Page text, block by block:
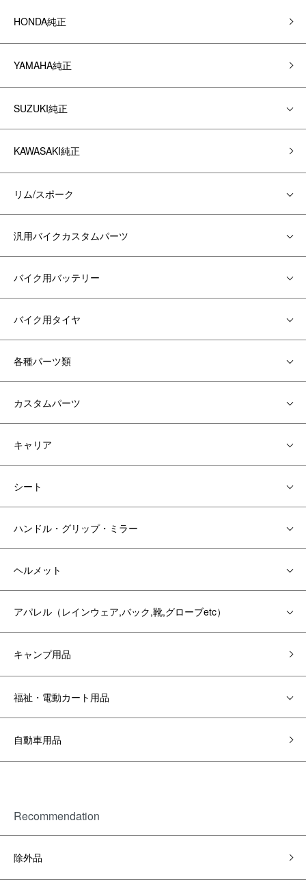
HONDA純正
YAMAHA純正
SUZUKI純正
KAWASAKI純正
リム/スポーク
汎用バイクカスタムパーツ
バイク用バッテリー
バイク用タイヤ
各種パーツ類
カスタムパーツ
キャリア
シート
ハンドル・グリップ・ミラー
ヘルメット
アパレル（レインウェア,バック,靴,グローブetc）
キャンプ用品
福祉・電動カート用品
自動車用品
Recommendation
除外品